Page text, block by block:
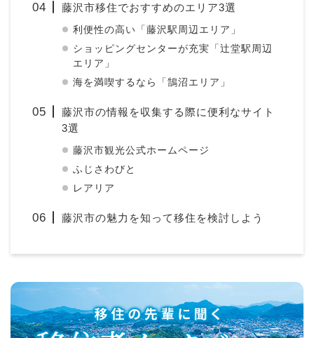
藤沢市移住でおすすめのエリア3選
利便性の高い「藤沢駅周辺エリア」
ショッピングセンターが充実「辻堂駅周辺
エリア」
海を満喫するなら「鵠沼エリア」
藤沢市の情報を収集する際に便利なサイト
3選
藤沢市観光公式ホームページ
ふじさわびと
レアリア
藤沢市の魅力を知って移住を検討しよう